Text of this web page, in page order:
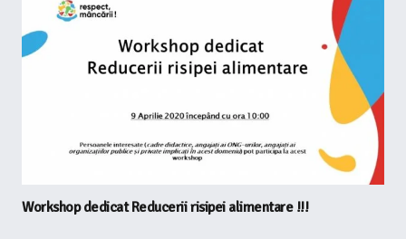
Workshop dedicat Reducerii risipei alimentare !!!